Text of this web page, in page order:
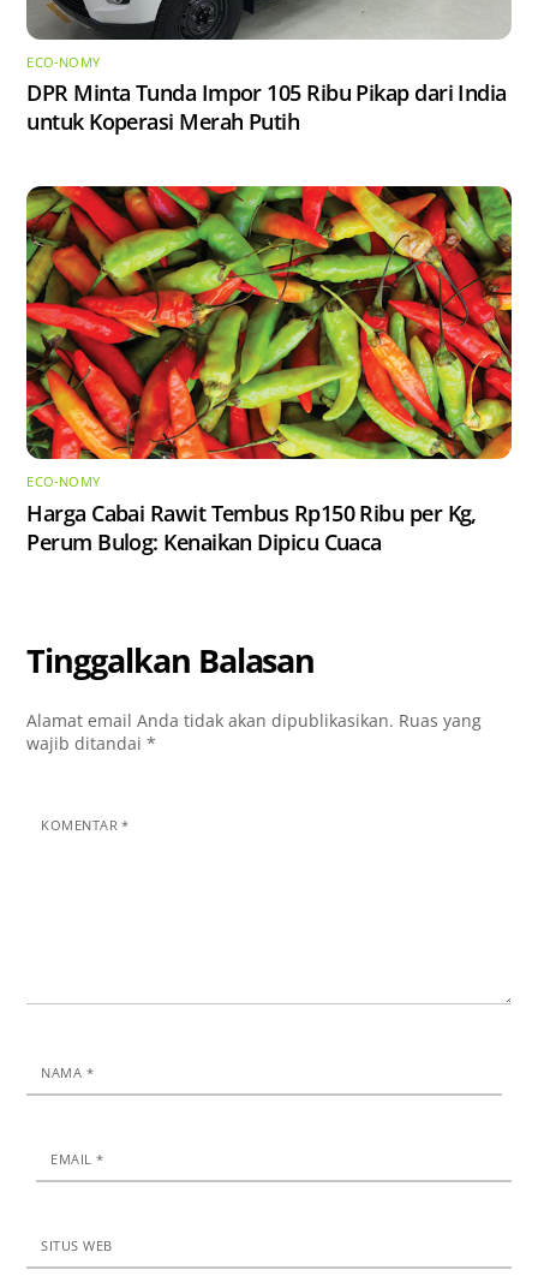
ECO-NOMY
DPR Minta Tunda Impor 105 Ribu Pikap dari India
untuk Koperasi Merah Putih
ECO-NOMY
Harga Cabai Rawit Tembus Rp150 Ribu per Kg,
Perum Bulog: Kenaikan Dipicu Cuaca
Tinggalkan Balasan
Alamat email Anda tidak akan dipublikasikan. Ruas yang
wajib ditandai*
KOMENTAR*
NAMA *
EMAIL*
SITUS WEB